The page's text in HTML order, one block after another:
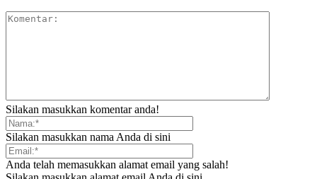
Silakan masukkan komentar anda!
Silakan masukkan nama Anda di sini
Anda telah memasukkan alamat email yang salah!